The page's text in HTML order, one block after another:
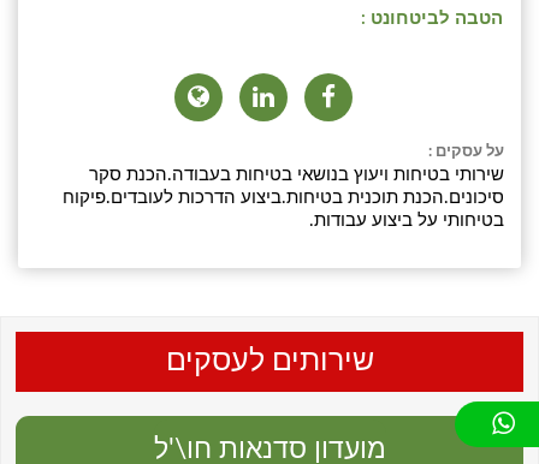
הטבה לביטחונט :
על עסקים :
שירותי בטיחות ויעוץ בנושאי בטיחות בעבודה.הכנת סקר
סיכונים.הכנת תוכנית בטיחות.ביצוע הדרכות לעובדים.פיקוח
בטיחותי על ביצוע עבודות.
שירותים לעסקים
מועדון סדנאות חו\'ל